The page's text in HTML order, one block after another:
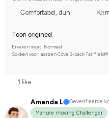
Comfortabel, dun
Toon origineel
Ervaren maat: Normaal
Sokken voor laarzen Cove 3-pack Fairfield®
1 like
Amanda L
Geverifieerde
Manure moving Challenger